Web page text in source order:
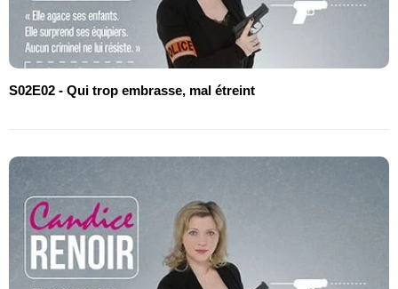
S02E02 - Qui trop embrasse, mal étreint